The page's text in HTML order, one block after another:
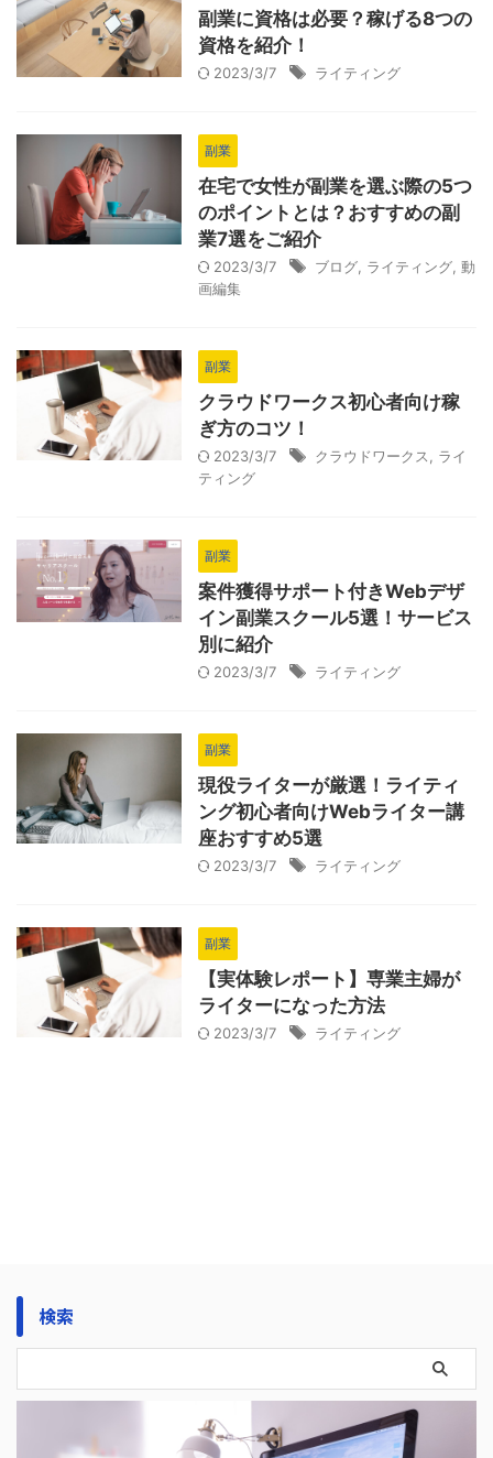
副業に資格は必要？稼げる8つの
資格を紹介！
2023/3/7 ライティング
副業
在宅で女性が副業を選ぶ際の5つ
のポイントとは？おすすめの副
業7選をご紹介
2023/3/7 ブログ ライティング 動
画編集
副業
クラウドワークス初心者向け稼
ぎ方のコツ！
2023/3/7 クラウドワークス
ライ
ティング
副業
案件獲得サポート付きWebデザ
イン副業スクール5選！サービス
別に紹介
2023/3/7 ライティング
副業
現役ライターが厳選！ライティ
ング初心者向けWebライター講
座おすすめ5選
2023/3/7 ライティング
副業
【実体験レポート】専業主婦が
ライターになった方法
2023/3/7 ライティング
検索